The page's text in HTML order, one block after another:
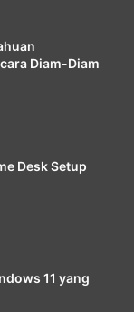
Diam-Diam
Desk Setup
11 yang